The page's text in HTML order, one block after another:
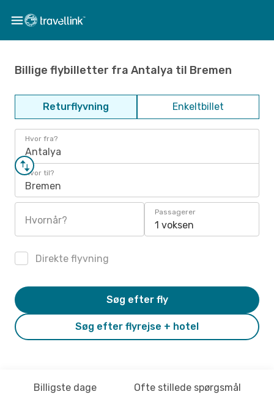
Billige flybilletter fra Antalya til Bremen
Returflyvning Enkeltbillet
Hvor fra?
Antalya
Hvor til?
Bremen
Hvornår?
Passagerer
1 voksen
Direkte flyvning
Søg efter flyrejse + hotel
Søg efter fly
Billigste dage Ofte stillede spørgsmål